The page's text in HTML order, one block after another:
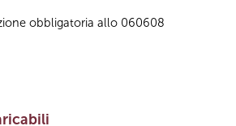
obbligatoria allo 060608